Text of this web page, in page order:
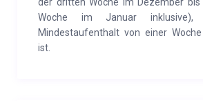
Woche im Januar
Mindestaufenthalt von einer
ist.